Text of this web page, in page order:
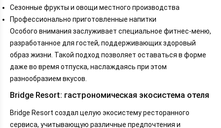
Сезонные фрукты и овощи местного производства
Профессионально приготовленные напитки
Особого внимания заслуживает специальное фитнес-меню,
разработанное для гостей, поддерживающих здоровый
образ жизни. Такой подход позволяет оставаться в форме
даже во время отпуска, наслаждаясь при этом
разнообразием вкусов.
Bridge Resort: гастрономическая экосистема отеля
Bridge Resort создал целую экосистему ресторанного
сервиса, учитывающую различные предпочтения и